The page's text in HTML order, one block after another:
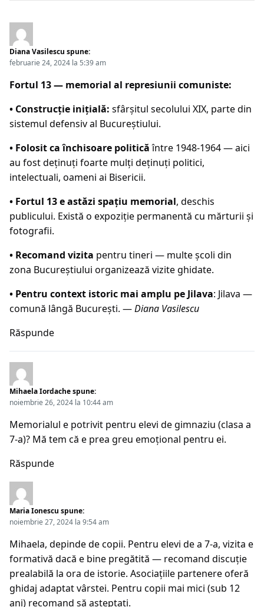
Diana Vasilescu spune:
februarie 24, 2024 la 5:39 am
Fortul 13 — memorial al represiunii comuniste:
• Construcție inițială: sfârșitul secolului XIX, parte din
sistemul defensiv al Bucureștiului.
• Folosit ca închisoare politicăîntre 1948-1964 — aici
au fost deținuți foarte mulți deținuți politici,
intelectuali, oameni ai Bisericii.
• Fortul 13 e astăzi spațiu memorial, deschis
publicului. Există o expoziție permanentă cu mărturii și
fotografii.
• Recomand vizita pentru tineri — multe școli din
zona Bucureștiului organizează vizite ghidate.
• Pentru context istoric mai amplu pe Jilava: Jilava —
comună lângă București. —Diana Vasilescu
Răspunde
Mihaela Iordachespune:
noiembrie 26, 2024 la 10:44 am
Memorialul e potrivit pentru elevi de gimnaziu (clasa a
7-a)? Mă tem că e prea greu emoțional pentru ei.
Răspunde
Maria Ionescu spune:
noiembrie 27, 2024 la 9:54 am
Mihaela, depinde de copii. Pentru elevi de a 7-a, vizita e
formativă dacă e bine pregătită — recomand discuție
prealabilă la ora de istorie. Asociațiile partenere oferă
ghidaj adaptat vârstei. Pentru copii mai mici (sub 12
ani) recomand să așteptați.